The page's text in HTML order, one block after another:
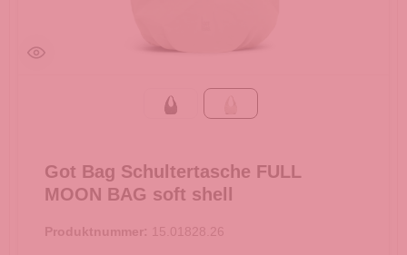
Black
Got Bag Schultertasche FULL
MOON BAG soft shell
Produktnummer: 15.01828.26